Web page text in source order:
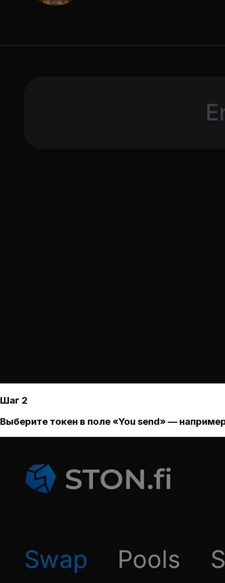
Шаг 2
Выберите токен в поле «You send» —